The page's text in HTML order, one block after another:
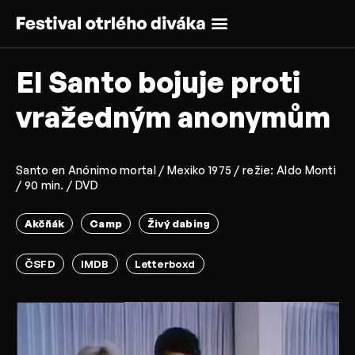
El Santo bojuje proti
vražedným anonymům
Santo en Anónimo mortal / Mexiko 1975 / režie: Aldo Monti
/ 90 min. / DVD
Akčňák Camp Živý dabing
ČSFD IMDB Letterboxd